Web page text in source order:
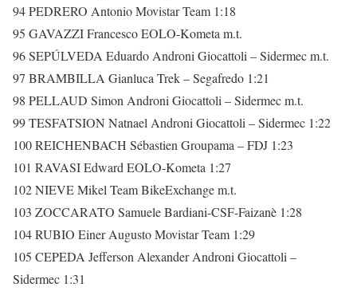
94 PEDRERO Antonio Movistar Team 1:18
95 GAVAZZI Francesco EOLO-Kometa m.t.
96 SEPÚLVEDA Eduardo Androni Giocattoli – Sidermec m.t.
97 BRAMBILLA Gianluca Trek – Segafredo 1:21
98 PELLAUD Simon Androni Giocattoli – Sidermec m.t.
99 TESFATSION Natnael Androni Giocattoli – Sidermec 1:22
100 REICHENBACH Sébastien Groupama – FDJ 1:23
101 RAVASI Edward EOLO-Kometa 1:27
102 NIEVE Mikel Team BikeExchange m.t.
103 ZOCCARATO Samuele Bardiani-CSF-Faizanè 1:28
104 RUBIO Einer Augusto Movistar Team 1:29
105 CEPEDA Jefferson Alexander Androni Giocattoli –
Sidermec 1:31